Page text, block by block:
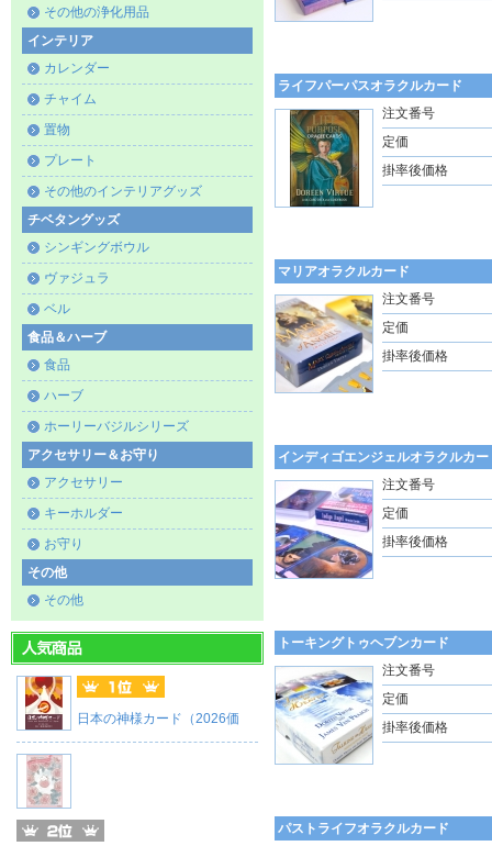
その他の浄化用品
インテリア
カレンダー
チャイム
置物
プレート
その他のインテリアグッズ
チベタングッズ
シンギングボウル
ヴァジュラ
ベル
食品＆ハーブ
食品
ハーブ
ホーリーバジルシリーズ
アクセサリー＆お守り
アクセサリー
キーホルダー
お守り
その他
その他
日本の神様カード（2026価
ライフパーパスオラクルカード
注文番号
定価
掛率後価格
マリアオラクルカード
注文番号
定価
掛率後価格
インディゴエンジェルオラクルカー
注文番号
定価
掛率後価格
トーキングトゥヘブンカード
注文番号
定価
掛率後価格
パストライフオラクルカード